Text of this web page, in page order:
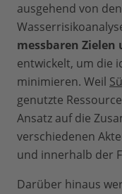
ausgehend von
messbaren
entwickelt, um die
minimieren. Weil
genutzte
Ansatz auf die
verschiedenen
und innerhalb der
Darüber hinaus